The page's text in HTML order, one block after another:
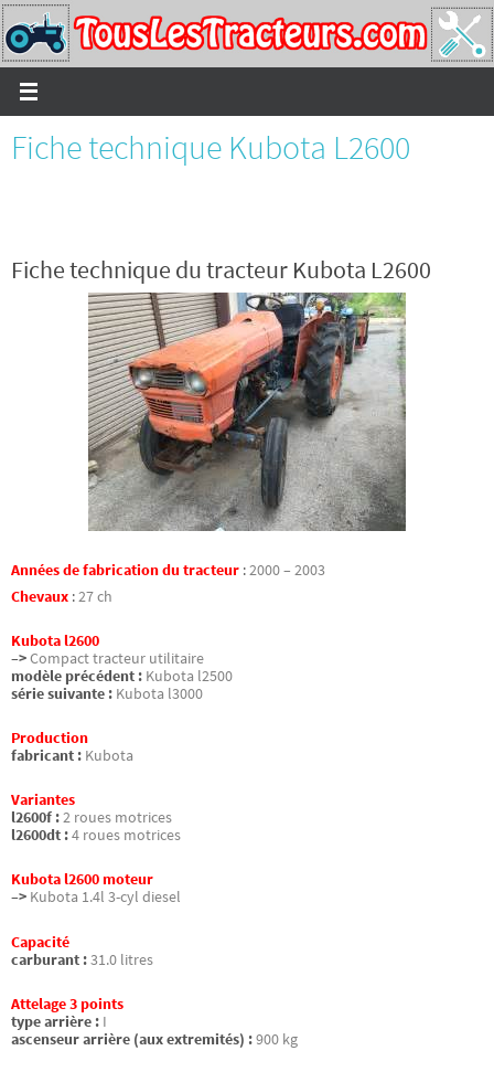
Passer
vers
le
contenu
Fiche technique Kubota L2600
Fiche technique du tracteur Kubota L2600
Années de fabrication du tracteur :2000 – 2003
Chevaux :27 ch
Kubota l2600
–>Compact tracteur utilitaire
modèle précédent : Kubota l2500
série suivante : Kubota l3000
Production
fabricant : Kubota
Variantes
l2600f :2 roues motrices
l2600dt :4 roues motrices
Kubota l2600 moteur
–> Kubota 1.4l 3-cyl diesel
Capacité
carburant :31.0 litres
Attelage 3 points
type arrière : I
ascenseur arrière (aux extremités) :900 kg